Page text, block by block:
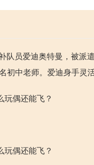
队员爱迪奥特曼，被
初中老师。爱迪身手灵
玩偶还能飞？
玩偶还能飞？